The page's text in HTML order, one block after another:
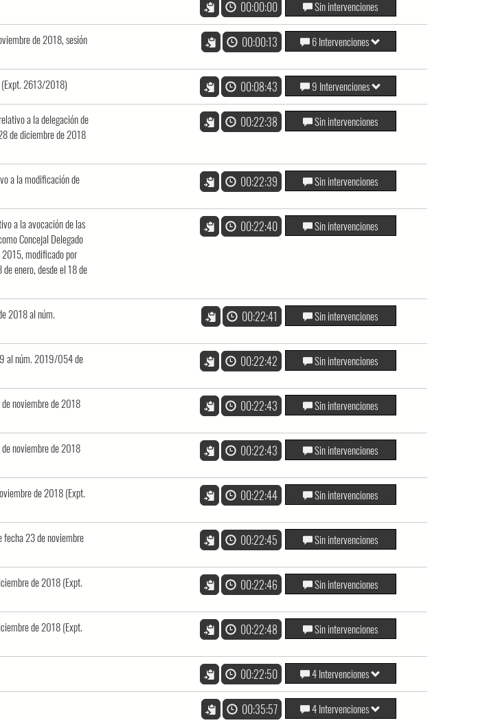
00:00:00 Sin intervenciones
de 2018, sesión
00:00:13 6 Intervenciones
(Expt. 2613/2018) 00:08:43 9 Intervenciones
a la delegación de
de diciembre de 2018
00:22:38 Sin intervenciones
a la modificación de
00:22:39 Sin intervenciones
a la avocación de las
Concejal Delegado
modificado por
enero, desde el 18 de
00:22:40 Sin intervenciones
2018 al núm.
00:22:41 Sin intervenciones
al núm. 2019/054 de
00:22:42 Sin intervenciones
noviembre de 2018
00:22:43 Sin intervenciones
noviembre de 2018
00:22:43 Sin intervenciones
de 2018 (Expt.
00:22:44 Sin intervenciones
fecha 23 de noviembre
00:22:45 Sin intervenciones
de 2018 (Expt.
00:22:46 Sin intervenciones
de 2018 (Expt.
00:22:48 Sin intervenciones
00:22:50 4 Intervenciones
00:35:57 4 Intervenciones